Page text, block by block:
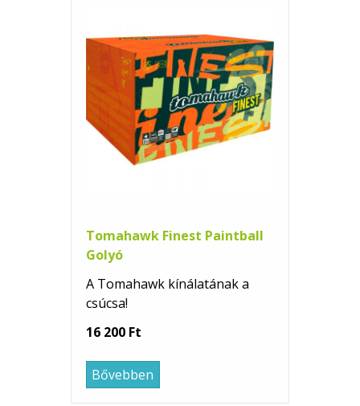
Tomahawk Finest Paintball
Golyó
A Tomahawk kínálatának a
csúcsa!
16 200 Ft
Bővebben